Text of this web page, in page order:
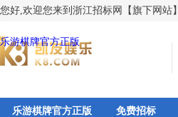
您好,欢迎您来到浙江招标网【旗下网站】
乐游棋牌官方正版
乐游棋牌官方正版 免费招标